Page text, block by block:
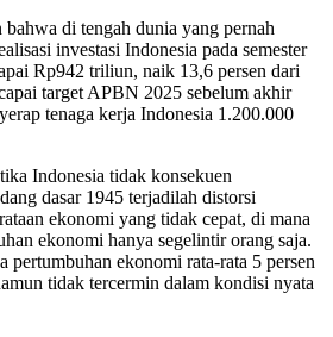
di tengah dunia yang pernah
investasi Indonesia pada semester
Rp942 triliun, naik 13,6 persen dari
target APBN 2025 sebelum akhir
tenaga kerja Indonesia 1.200.000
Indonesia tidak konsekuen
dasar 1945 terjadilah distorsi
ekonomi yang tidak cepat, di mana
ekonomi hanya segelintir orang saja.
pertumbuhan ekonomi rata-rata 5 persen
tidak tercermin dalam kondisi nyata